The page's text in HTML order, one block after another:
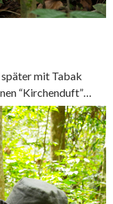
mit Tabak
“Kirchenduft”…